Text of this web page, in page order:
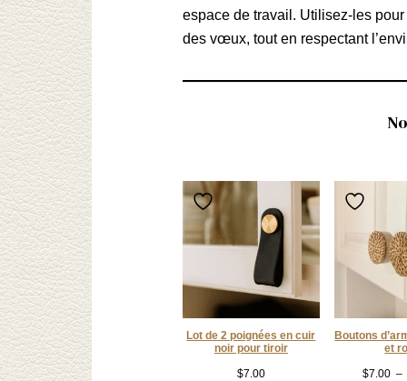
espace de travail. Utilisez-les
des vœux, tout en respectant
Lot de 2 poignées en cuir
noir pour tiroir
$7.00
Boutons
et
$7.00 –